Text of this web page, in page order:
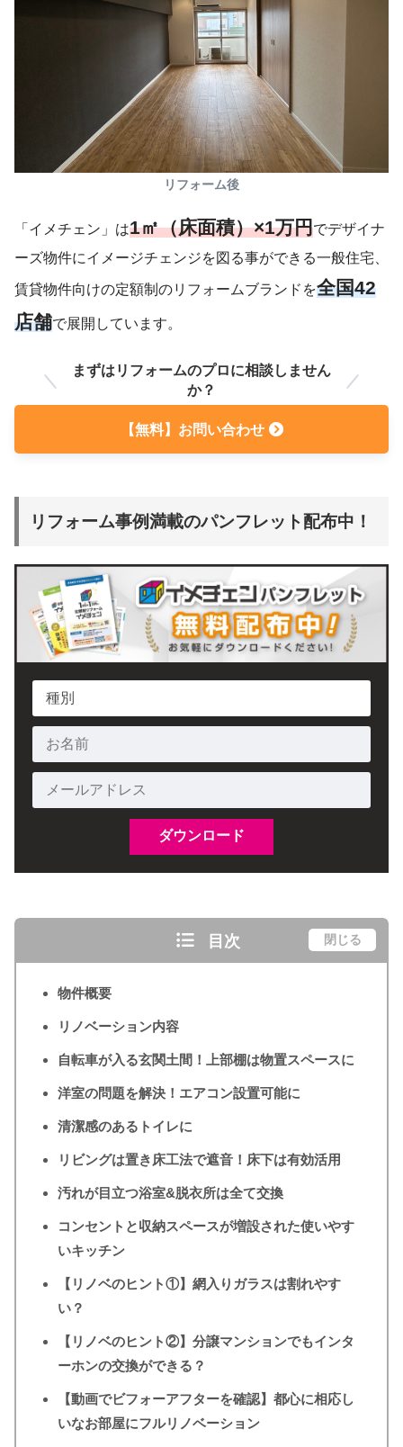
リフォーム後
「イメチェン」は1㎡（床面積）×1万円でデザイナ
ーズ物件にイメージチェンジを図る事ができる一般住宅、
賃貸物件向けの定額制のリフォームブランドを全国42
店舗で展開しています。
まずはリフォームのプロに相談しません
か？
【無料】お問い合わせ
リフォーム事例満載のパンフレット配布中！
目次 閉じる
物件概要
リノベーション内容
自転車が入る玄関土間！上部棚は物置スペースに
洋室の問題を解決！エアコン設置可能に
清潔感のあるトイレに
リビングは置き床工法で遮音！床下は有効活用
汚れが目立つ浴室&脱衣所は全て交換
コンセントと収納スペースが増設された使いやす
いキッチン
【リノベのヒント①】網入りガラスは割れやす
い？
【リノベのヒント②】分譲マンションでもインタ
ーホンの交換ができる？
【動画でビフォーアフターを確認】都心に相応し
いなお部屋にフルリノベーション